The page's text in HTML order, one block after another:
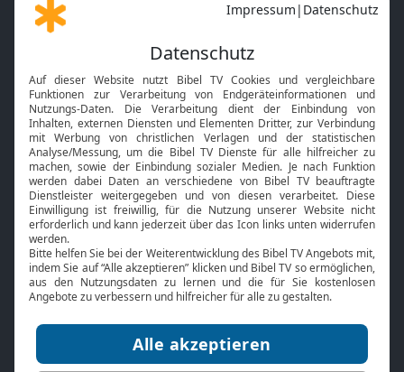
Gott und Bibel erklärt
Neuigkeiten
Mobile App
Smart TV
HbbTV
Bibelthek Online-Bibel
Nächster Gottesdienst
Bibel TV
Über uns
Jobs
Mediadaten
Service
Kontakt
TV-Empfang